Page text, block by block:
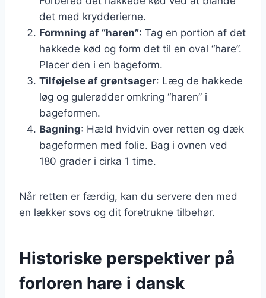
det med krydderierne.
Formning af “haren”: Tag en portion af det
hakkede kød og form det til en oval “hare”.
Placer den i en bageform.
Tilføjelse af grøntsager: Læg de hakkede
løg og gulerødder omkring “haren” i
bageformen.
Bagning: Hæld hvidvin over retten og dæk
bageformen med folie. Bag i ovnen ved
180 grader i cirka 1 time.
Når retten er færdig, kan du servere den med
en lækker sovs og dit foretrukne tilbehør.
Historiske perspektiver på
forloren hare i dansk